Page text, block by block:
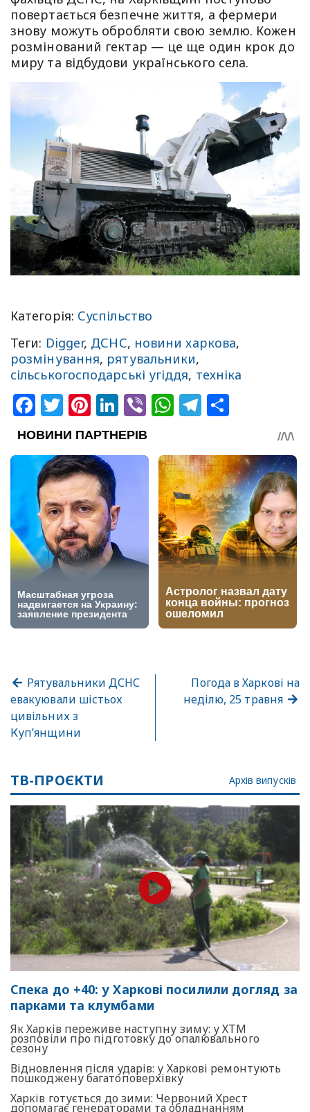
повертається безпечне життя, а фермери
знову можуть обробляти свою землю. Кожен
розмінований гектар — це ще один крок до
миру та відбудови українського села.
Категорія: Суспільство
Теги: Digger, ДСНС, новини харкова,
розмінування, рятувальники,
сільськогосподарські угіддя, техніка
Facebook
Twitter
Pinterest
LinkedIn
ViberWhatsApp
Telegram
Рятувальники ДСНС
евакуювали шістьох
цивільних з
Куп’янщини
Погода в Харкові на
неділю, 25 травня
ТВ-ПРОЄКТИ Архів випусків
Спека до +40: у Харкові посилили догляд за
парками та клумбами
Як Харків переживе наступну зиму: у ХТМ
розповіли про підготовку до опалювального
сезону
Відновлення після ударів: у Харкові ремонтують
пошкоджену багатоповерхівку
Харків готується до зими: Червоний Хрест
допомагає генераторами та обладнанням